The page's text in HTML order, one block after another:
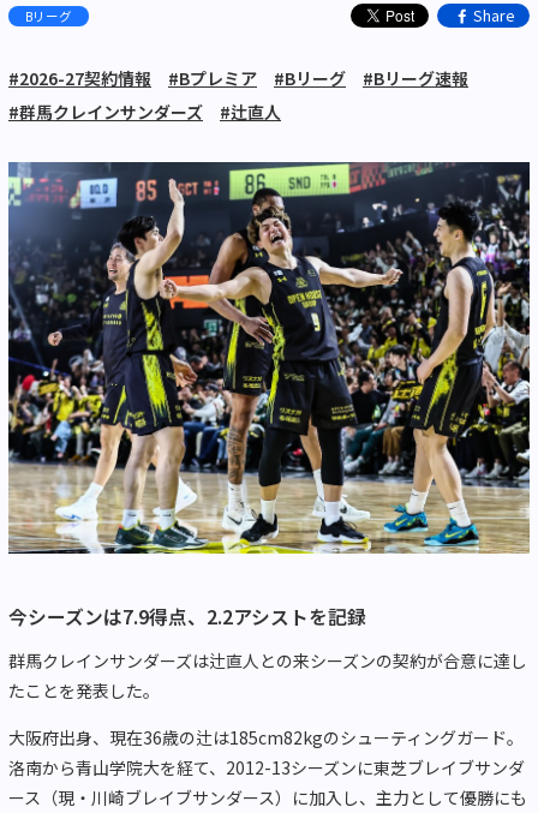
Bリーグ Share
#2026-27契約情報 #Bプレミア #Bリーグ
#Bリーグ速報
#群馬クレインサンダーズ
#辻直人
今シーズンは7.9得点、2.2アシストを記録
群馬クレインサンダーズは辻直人との来シーズンの契約が合意に達し
たことを発表した。
大阪府出身、現在36歳の辻は185cm82kgのシューティングガード。
洛南から青山学院大を経て、2012-13シーズンに東芝ブレイブサンダ
ース（現・川崎ブレイブサンダース）に加入し、主力として優勝にも